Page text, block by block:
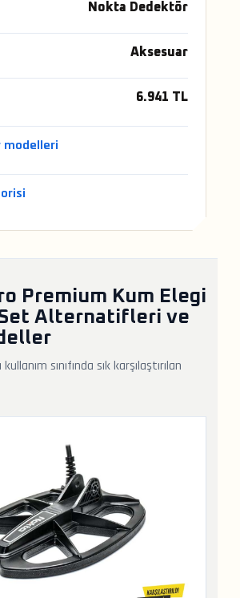
Nokta Dedektör
Aksesuar
6.941 TL
modelleri
Premium Kum Elegi
Set Alternatifleri ve
sınıfında sık karşılaştırılan